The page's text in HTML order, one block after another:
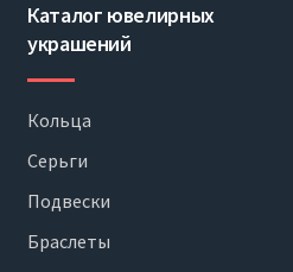
Каталог ювелирных
украшений
Кольца
Серьги
Подвески
Браслеты